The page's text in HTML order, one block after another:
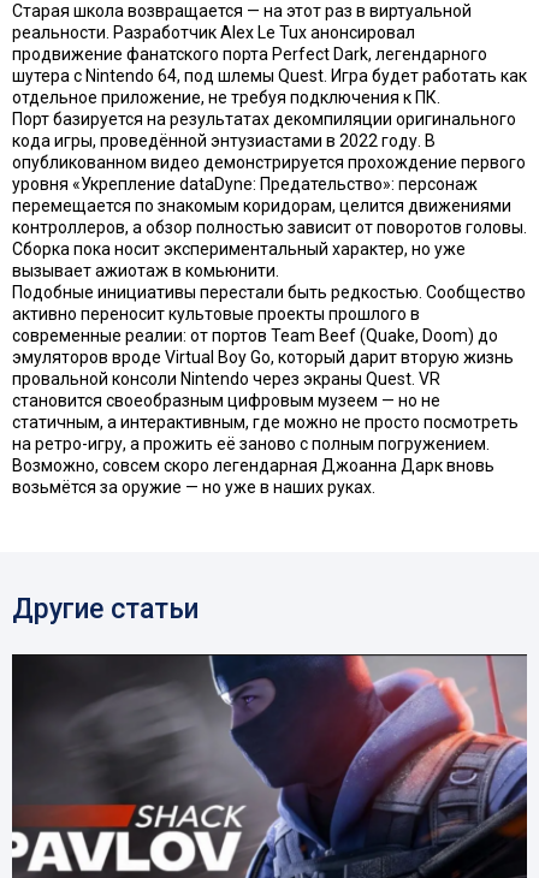
Старая школа возвращается — на этот раз в виртуальной
реальности. Разработчик Alex Le Tux анонсировал
продвижение фанатского порта Perfect Dark, легендарного
шутера с Nintendo 64, под шлемы Quest. Игра будет работать как
отдельное приложение, не требуя подключения к ПК.
Порт базируется на результатах декомпиляции оригинального
кода игры, проведённой энтузиастами в 2022 году. В
опубликованном видео демонстрируется прохождение первого
уровня «Укрепление dataDyne: Предательство»: персонаж
перемещается по знакомым коридорам, целится движениями
контроллеров, а обзор полностью зависит от поворотов головы.
Сборка пока носит экспериментальный характер, но уже
вызывает ажиотаж в комьюнити.
Подобные инициативы перестали быть редкостью. Сообщество
активно переносит культовые проекты прошлого в
современные реалии: от портов Team Beef (Quake, Doom) до
эмуляторов вроде Virtual Boy Go, который дарит вторую жизнь
провальной консоли Nintendo через экраны Quest. VR
становится своеобразным цифровым музеем — но не
статичным, а интерактивным, где можно не просто посмотреть
на ретро-игру, а прожить её заново с полным погружением.
Возможно, совсем скоро легендарная Джоанна Дарк вновь
возьмётся за оружие — но уже в наших руках.
Другие статьи